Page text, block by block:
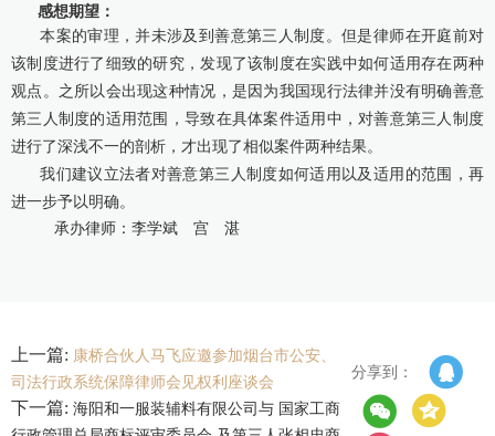
感想期望：
本案的审理，并未涉及到善意第三人制度。但是律师在开庭前对
该制度进行了细致的研究，发现了该制度在实践中如何适用存在两种
观点。之所以会出现这种情况，是因为我国现行法律并没有明确善意
第三人制度的适用范围，导致在具体案件适用中，对善意第三人制度
进行了深浅不一的剖析，才出现了相似案件两种结果。
我们建议立法者对善意第三人制度如何适用以及适用的范围，再
进一步予以明确。
承办律师：李学斌 宫 湛
上一篇: 康桥合伙人马飞应邀参加烟台市公安、
司法行政系统保障律师会见权利座谈会
下一篇: 海阳和一服装辅料有限公司与 国家工商
分享到：